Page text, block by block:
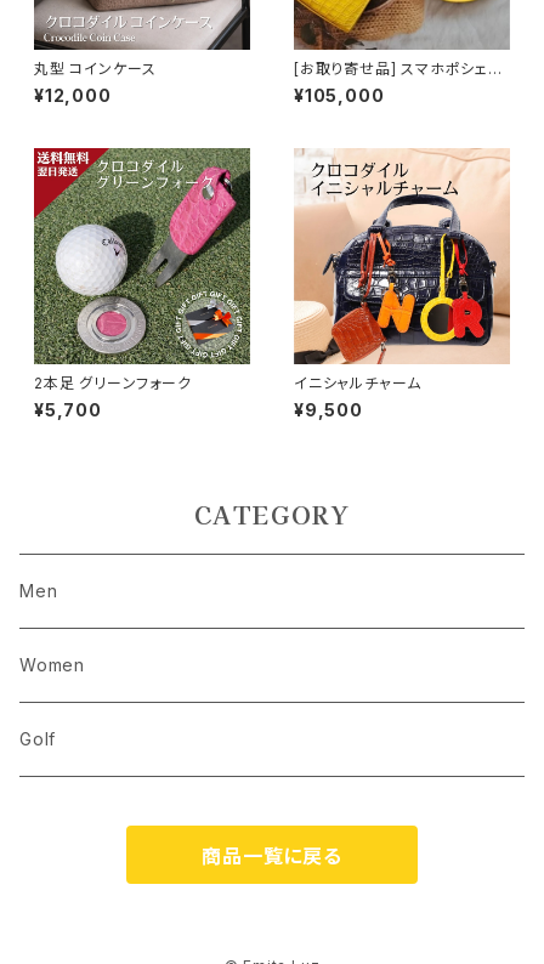
丸型 コインケース
¥12,000
[お取り寄せ品] スマホポシェッ
ト
¥105,000
2本足 グリーンフォーク
¥5,700
イニシャルチャーム
¥9,500
CATEGORY
Men
Women
Golf
商品一覧に戻る